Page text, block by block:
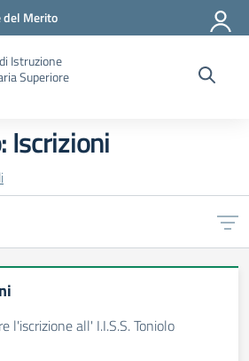
degli strumenti
Merito
Istruzione
Superiore
Iscrizioni
l'iscrizione all' I.I.S.S. Toniolo